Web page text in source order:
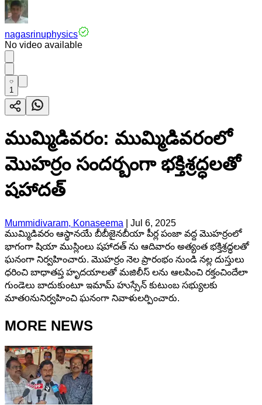
nagasrinuphysics
No video available
1
ముమ్మిడివరం: ముమ్మిడివరంలో
మొహర్రం సందర్బంగా భక్తిశ్రద్ధలతో
షహాదత్
Mummidivaram, Konaseema
Jul 6, 2025
ముమ్మిడివరం ఆస్థానయే బీబీజైనబీయా పీర్ల పంజా వద్ద మొహర్రంలో
భాగంగా షియా ముస్లింలు షహాదత్ ను ఆదివారం అత్యంత భక్తిశ్రద్ధలతో
ఘనంగా నిర్వహించారు. మొహర్రం నెల ప్రారంభం నుండి నల్ల దుస్తులు
ధరించి బాధాతప్త హృదయాలతో మజిలీస్ లను ఆలపించి రక్తంచిందేలా
గుండెలు బాదుకుంటూ ఇమామ్ హుస్సేన్ కుటుంబ సభ్యులకు
మాతoనునిర్వహించి ఘనంగా నివాళులర్పించారు.
MORE NEWS